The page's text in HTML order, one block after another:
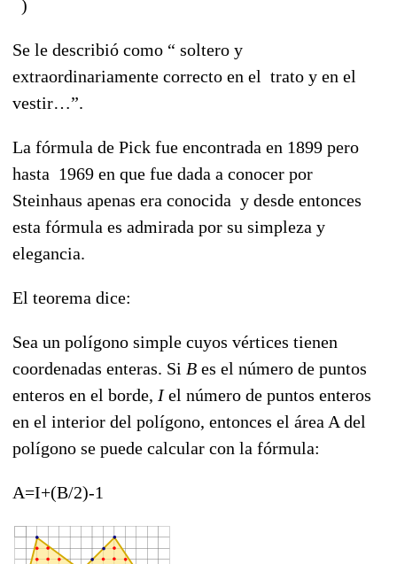
)
Se le describió como “ soltero y
extraordinariamente correcto en el trato y en el
vestir…”.
La fórmula de Pick fue encontrada en 1899 pero
hasta 1969 en que fue dada a conocer por
Steinhaus apenas era conocida y desde entonces
esta fórmula es admirada por su simpleza y
elegancia.
El teorema dice:
Sea un polígono simple cuyos vértices tienen
coordenadas enteras. Si B es el número de puntos
enteros en el borde, Iel número de puntos enteros
en el interior del polígono, entonces el área A del
polígono se puede calcular con la fórmula:
A=I+(B/2)-1